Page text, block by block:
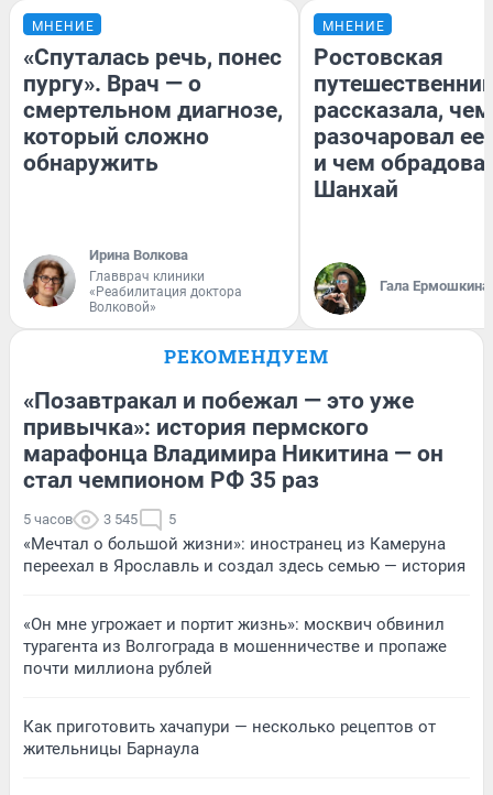
МНЕНИЕ
«Спуталась речь, понес
пургу». Врач — о
смертельном диагнозе,
который сложно
обнаружить
Ирина Волкова
Главврач клиники
«Реабилитация доктора
Волковой»
МНЕНИЕ
Ростовская
рассказала, чем
разочаровал
и чем
Шанхай
Гала Ермошкина
РЕКОМЕНДУЕМ
«Позавтракал и побежал — это уже
привычка»: история пермского
марафонца Владимира Никитина — он
стал чемпионом РФ 35 раз
5 часов 3 545 5
«Мечтал о большой жизни»: иностранец из Камеруна
переехал в Ярославль и создал здесь семью — история
«Он мне угрожает и портит жизнь»: москвич обвинил
турагента из Волгограда в мошенничестве и пропаже
почти миллиона рублей
Как приготовить хачапури — несколько рецептов от
жительницы Барнаула